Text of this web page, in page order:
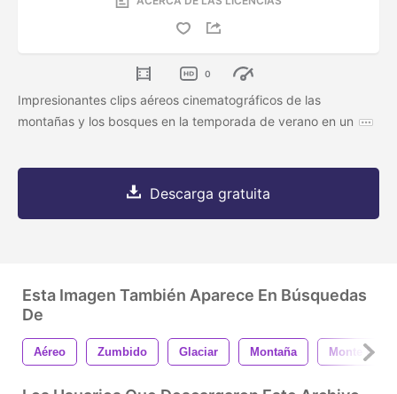
0
Impresionantes clips aéreos cinematográficos de las
montañas y los bosques en la temporada de verano en un
Descarga gratuita
Esta Imagen También Aparece En Búsquedas
De
Aéreo Zumbido Glaciar Montaña Monte Baldo